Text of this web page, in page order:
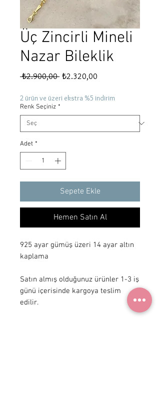
Üç Zincirli Mineli
Nazar Bileklik
₺2.900,00 Normal
₺2.320,00
2 ürün ve üzeri ekstra %5 indirim
Renk Seçiniz *
Adet *
Sepete Ekle
Hemen Satın Al
925 ayar gümüş üzeri 14 ayar altın
kaplama
Satın almış olduğunuz ürünler 1-3 iş
günü içerisinde kargoya teslim
edilir.